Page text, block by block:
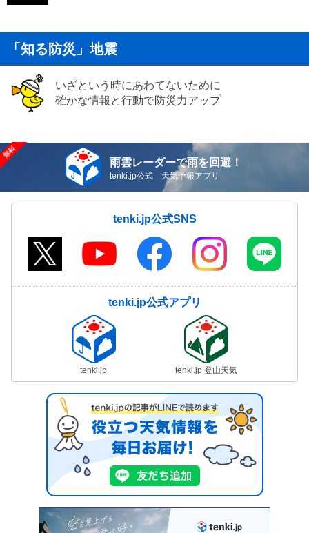
「知る防災」地震
いざという時にあわてないために
確かな情報と行動で防災力アップ
雨雲レーダーで雨を回避！
tenki.jp公式 天気予報アプリ
tenki.jp公式SNS
tenki.jp公式アプリ
tenki.jp tenki.jp 登山天気